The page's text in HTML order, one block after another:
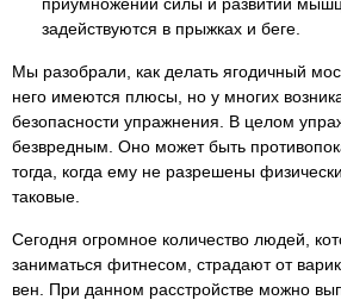
задействуются в прыжках и беге.
Мы разобрали, как делать ягодичный
него имеются плюсы, но у многих
безопасности упражнения. В целом
безвредным. Оно может быть
тогда, когда ему не разрешены
таковые.
Сегодня огромное количество людей,
заниматься фитнесом, страдают от
вен. При данном расстройстве можно